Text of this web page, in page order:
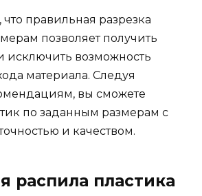
правильная разрезка
позволяет получить
исключить возможность
материала. Следуя
вы сможете
по заданным размерам с
и качеством.
распила пластика